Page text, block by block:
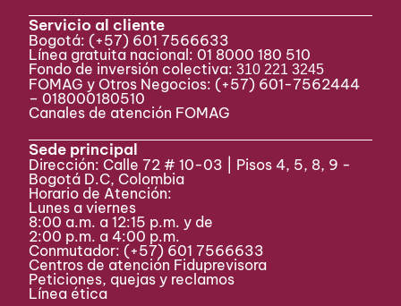
Servicio al cliente
Bogotá: (+57) 601 7566633
Línea gratuita nacional: 01 8000 180 510
Fondo de inversión colectiva:310 221 3245
FOMAG y Otros Negocios: (+57) 601-7562444
– 018000180510
Canales de atención FOMAG
Sede principal
Dirección: Calle 72 # 10-03 | Pisos 4, 5, 8, 9 -
Bogotá D.C, Colombia
Horario de Atención:
Lunes a viernes
8:00 a.m. a 12:15 p.m. y de
2:00 p.m. a 4:00 p.m.
Conmutador: (+57) 601 7566633
Centros de atención Fiduprevisora
Peticiones, quejas y reclamos
Línea ética